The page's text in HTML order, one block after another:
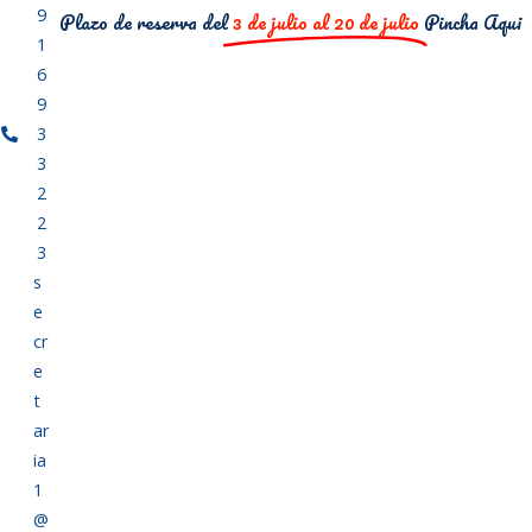
9
1
6
9
3
3
2
2
3
s
e
cr
e
t
ar
ia
1
@
Plazo de reserva del3 de julio al 20 de julio Pincha Aqui